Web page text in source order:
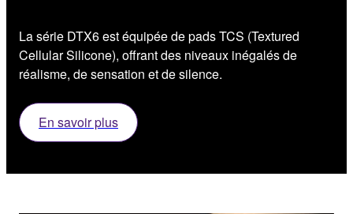
La série DTX6 est équipée de pads TCS (Textured
Cellular Silicone), offrant des niveaux inégalés de
réalisme, de sensation et de silence.
En savoir plus